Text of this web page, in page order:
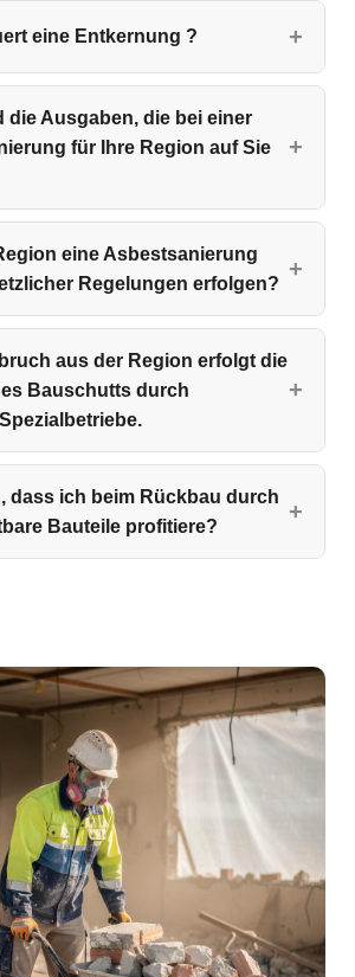
eine Entkernung ?
die Ausgaben, die bei einer
für Ihre Region auf Sie
eine Asbestsanierung
Regelungen erfolgen?
aus der Region erfolgt die
Bauschutts durch
dass ich beim Rückbau durch
Bauteile profitiere?